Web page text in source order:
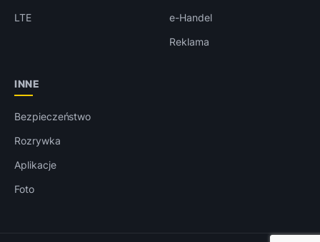
LTE
e-Handel
Reklama
INNE
Bezpieczeństwo
Rozrywka
Aplikacje
Foto